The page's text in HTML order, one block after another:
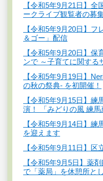
【令和5年9月21日】
ークライブ観覧者の募
【令和5年9月20日】
＆ゴー」配信
【令和5年9月20日】
ンで ～子育てに関する
【令和5年9月19日】
の秋の祭典- を初開催！
【令和5年9月15日】
演！ 「みどりの風 練
【令和5年9月14日】
を迎えます
【令和5年9月11日】
【令和5年9月5日】薬
で「薬局」を休憩所と